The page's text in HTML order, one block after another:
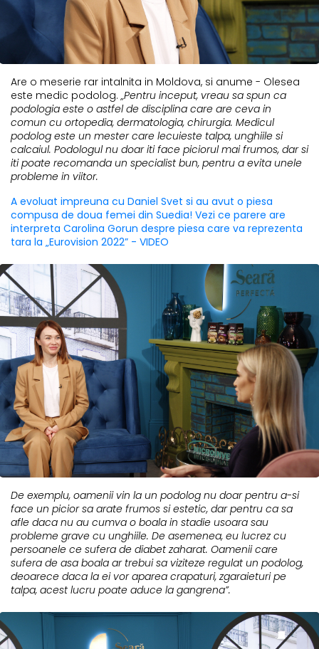
Are o meserie rar intalnita in Moldova, si anume - Olesea
este medic podolog.„Pentru inceput, vreau sa spun ca
podologia este o astfel de disciplina care are ceva in
comun cu ortopedia, dermatologia, chirurgia. Medicul
podolog este un mester care lecuieste talpa, unghiile si
calcaiul. Podologul nu doar iti face piciorul mai frumos, dar si
iti poate recomanda un specialist bun, pentru a evita unele
probleme in viitor.
A evoluat impreuna cu Daniel Svet si au avut o piesa
compusa de doua femei din Suedia! Vezi ce parere are
interpreta Carolina Gorun despre piesa care va reprezenta
tara la „Eurovision 2022” - VIDEO
De exemplu, oamenii vin la un podolog nu doar pentru a-si
face un picior sa arate frumos si estetic, dar pentru ca sa
afle daca nu au cumva o boala in stadie usoara sau
probleme grave cu unghiile. De asemenea, eu lucrez cu
persoanele ce sufera de diabet zaharat. Oamenii care
sufera de asa boala ar trebui sa viziteze regulat un podolog,
deoarece daca la ei vor aparea crapaturi, zgaraieturi pe
talpa, acest lucru poate aduce la gangrena”.